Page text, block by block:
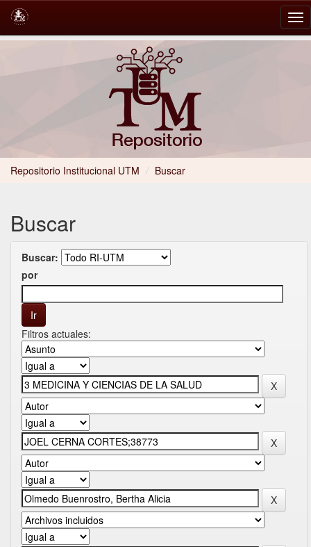
Repositorio Institucional UTM / Buscar
Buscar
Buscar:
por
Filtros actuales: